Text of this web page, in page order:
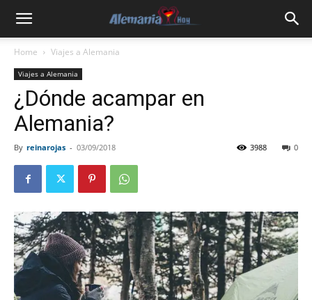
Home Viajes a Alemania
Viajes a Alemania
¿Dónde acampar en
Alemania?
By reinarojas - 03/09/2018 0
3988